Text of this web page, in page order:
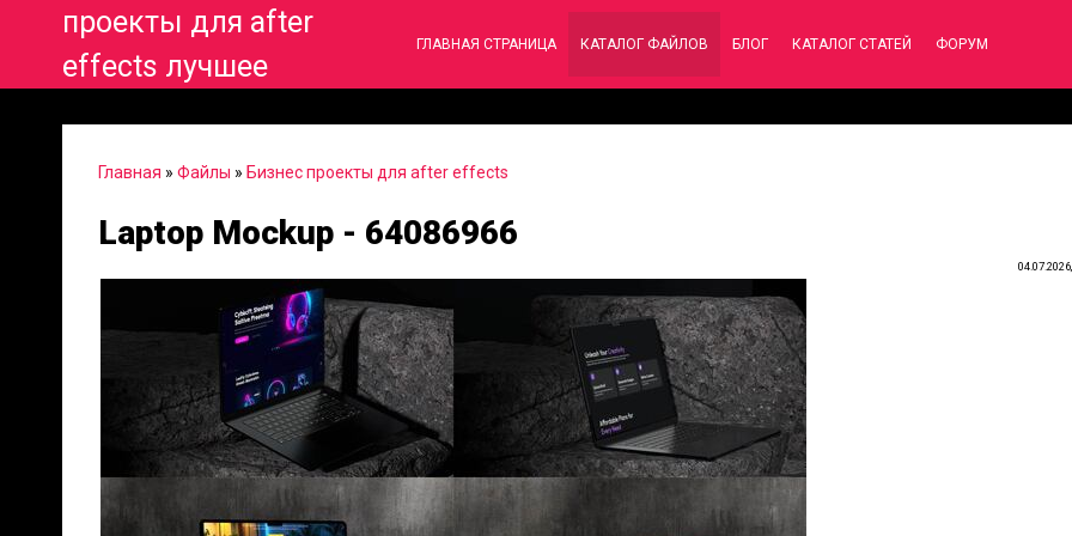
проекты для after
effects лучшее
ГЛАВНАЯ СТРАНИЦА КАТАЛОГ ФАЙЛОВ БЛОГ КАТАЛОГ СТАТЕЙ ФОРУМ
Главная » Файлы » Бизнес проекты для after effects
Laptop Mockup - 64086966